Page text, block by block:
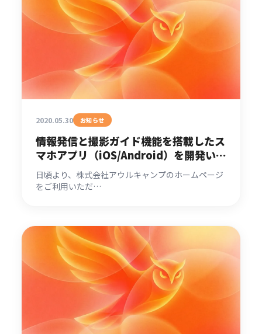
2020.05.30 お知らせ
情報発信と撮影ガイド機能を搭載したス
マホアプリ（iOS/Android）を開発いた
しました。
日頃より、株式会社アウルキャンプのホームページ
をご利用いただ…